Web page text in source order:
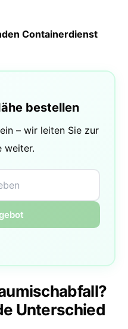
Containerdienst
bestellen
– wir leiten Sie zur
weiter.
Unterschied